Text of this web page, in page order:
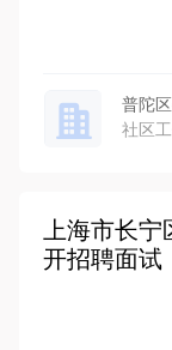
普陀
社区
上海市长
开招聘面试